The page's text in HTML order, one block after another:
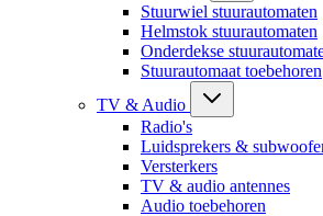
Stuurwiel stuurautomaten
Helmstok stuurautomaten
Onderdekse
Stuurautomaat toebehoren
TV & Audio
Radio's
Luidsprekers &
Versterkers
TV & audio antennes
Audio toebehoren